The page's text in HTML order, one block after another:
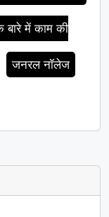
में काम की
जनरल नॉलेज